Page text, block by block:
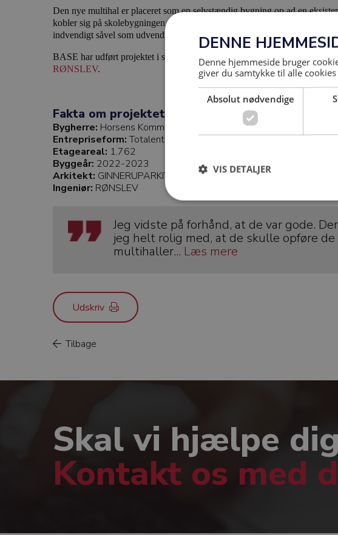
Den nye multihal er placeret som en selvstændig bygning op ad en
kobler sig på skolebygningen. Der har været fokus på kvalitet med en høj
indvendigt såvel som udvendigt.
BASE har udført projektet i samarbejde med GINNERUPARKITEKTER
RØNSLEV.
Fakta om projektet
Bygherre: Horsens Kommune
Entrepriseform: Totalentreprise
Etageareal: 1.762
Byggeår: 2022-2023
Arkitekt: GINNERUPARKITEKTER
Ingeniør: RØNSLEV
Jeg vidste på forhånd, at de var gode.
jeg helt rolig med, at de skulle opføre
multihaller... Læs mere
Udskriv
Tilbage
Skal vi hjælpe
Kontakt os med
DENNE
Denne hjemmeside bruger
giver du samtykke til alle
Absolut nødvendige
VIS DETALJER